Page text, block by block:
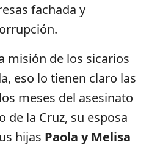
fachada y
misión de los sicarios
eso lo tienen claro las
meses del asesinato
de la Cruz, su esposa
hijas Paola y Melisa